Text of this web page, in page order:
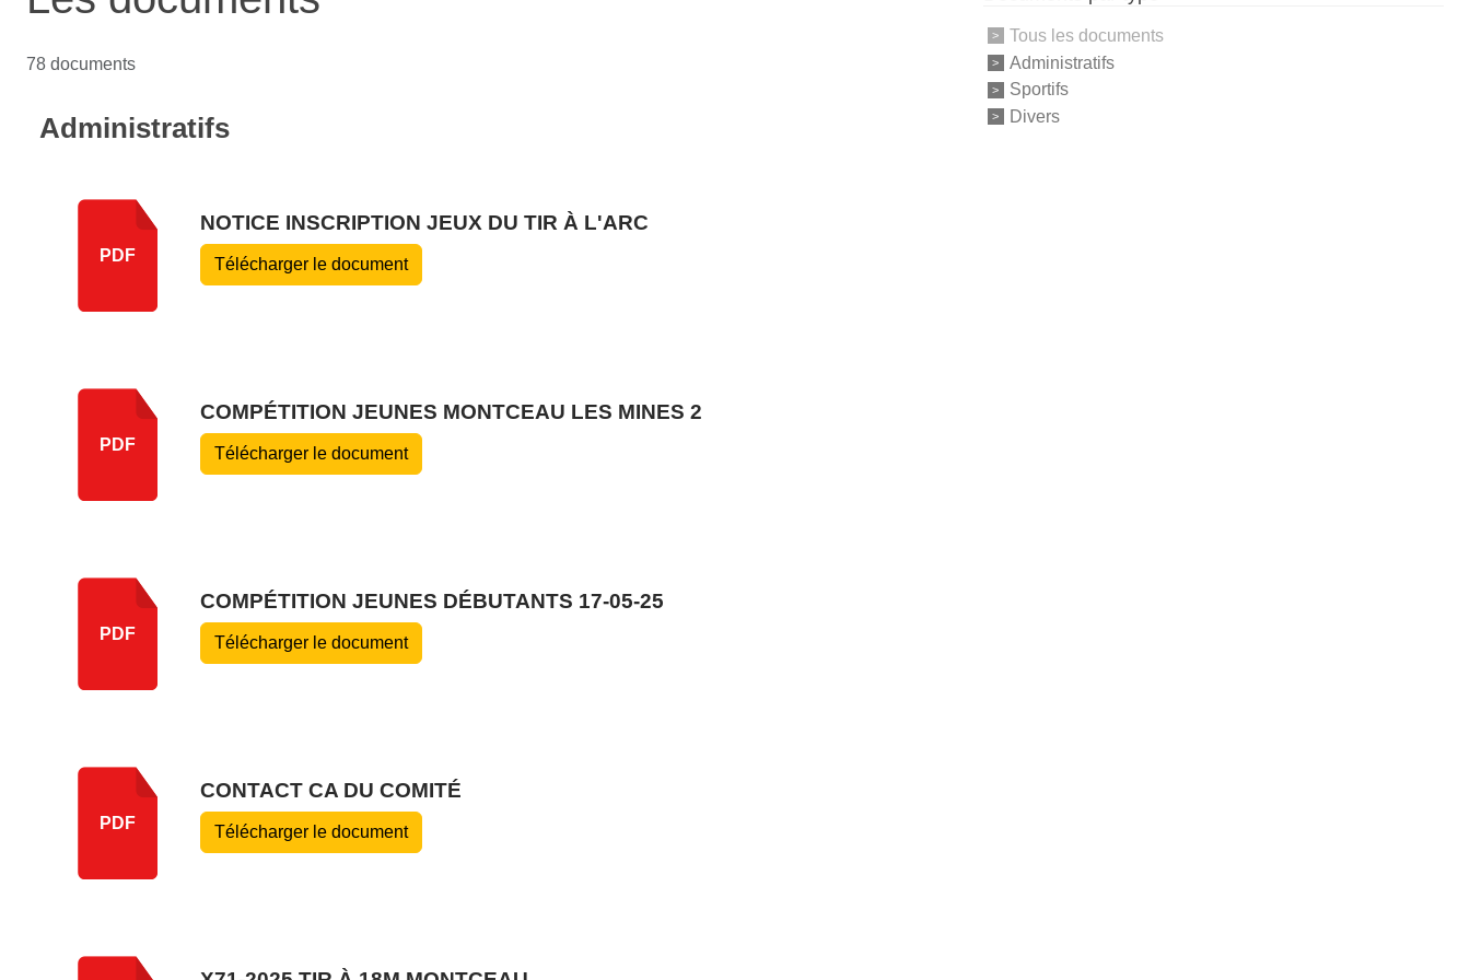
78 documents
Administratifs
PDF
NOTICE INSCRIPTION JEUX DU TIR À L'ARC
Télécharger le document
PDF
COMPÉTITION JEUNES MONTCEAU LES MINES 2
Télécharger le document
PDF
COMPÉTITION JEUNES DÉBUTANTS 17-05-25
Télécharger le document
PDF
CONTACT CA DU COMITÉ
Télécharger le document
Tous les documents
Administratifs
Sportifs
Divers